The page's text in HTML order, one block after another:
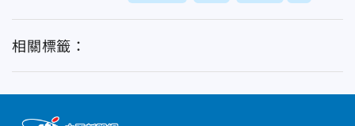
相關標籤：